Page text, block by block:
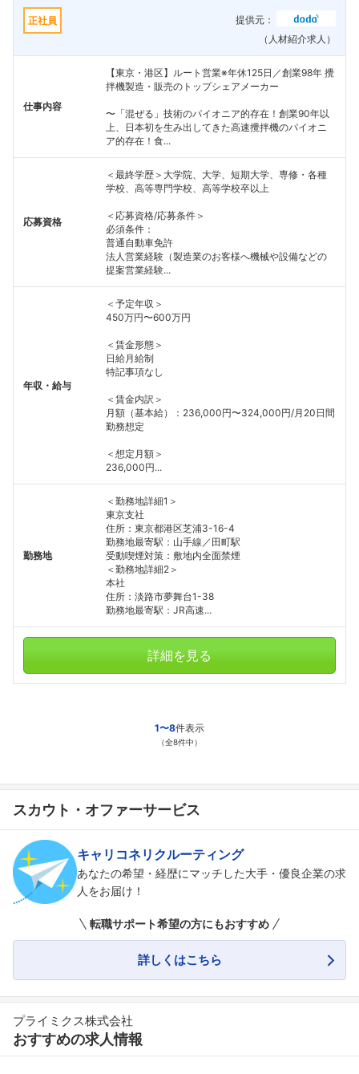
正社員
提供元：
（人材紹介求人）
仕事内容
【東京・港区】ルート営業※年休125日／創業98年 攪
拌機製造・販売のトップシェアメーカー
〜「混ぜる」技術のパイオニア的存在！創業90年以
上、日本初を生み出してきた高速攪拌機のパイオニ
ア的存在！食...
応募資格
＜最終学歴＞大学院、大学、短期大学、専修・各種
学校、高等専門学校、高等学校卒以上
＜応募資格/応募条件＞
必須条件：
普通自動車免許
法人営業経験（製造業のお客様へ機械や設備などの
提案営業経験...
年収・給与
＜予定年収＞
450万円〜600万円
＜賃金形態＞
日給月給制
特記事項なし
＜賃金内訳＞
月額（基本給）：236,000円〜324,000円/月20日間
勤務想定
＜想定月額＞
236,000円...
勤務地
＜勤務地詳細1＞
東京支社
住所：東京都港区芝浦3-16-4
勤務地最寄駅：山手線／田町駅
受動喫煙対策：敷地内全面禁煙
＜勤務地詳細2＞
本社
住所：淡路市夢舞台1-38
勤務地最寄駅：JR高速...
詳細を見る
1〜8件表示
（全8件中）
スカウト・オファーサービス
キャリコネリクルーティング
あなたの希望・経歴にマッチした大手・優良企業の求
人をお届け！
転職サポート希望の方にもおすすめ
詳しくはこちら
プライミクス株式会社
おすすめの求人情報